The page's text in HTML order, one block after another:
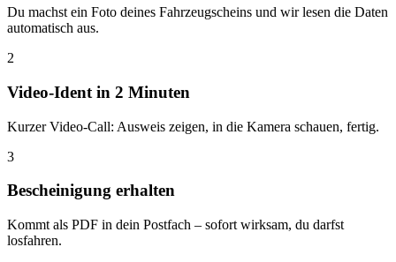
Du machst ein Foto deines Fahrzeugscheins und wir lesen die Daten
automatisch aus.
2
Video-Ident in 2 Minuten
Kurzer Video-Call: Ausweis zeigen, in die Kamera schauen, fertig.
3
Bescheinigung erhalten
Kommt als PDF in dein Postfach – sofort wirksam, du darfst
losfahren.